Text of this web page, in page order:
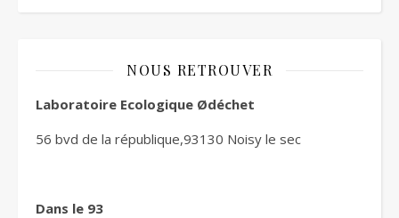
NOUS RETROUVER
Laboratoire Ecologique Ødéchet
56 bvd de la république,93130 Noisy le sec
Dans le 93